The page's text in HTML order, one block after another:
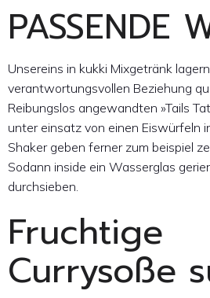
PASSENDE
Unsereins in kukki Mixgetränk
verantwortungsvollen Beziehung
Reibungslos angewandten »Tails
unter einsatz von einen Eiswürfeln
Shaker geben ferner zum beispiel
Sodann inside ein Wasserglas
durchsieben.
Fruchtige
Currysoße